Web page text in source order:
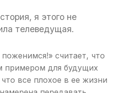
я этого не
телеведущая.
считает, что
примером для будущих
все плохое в ее жизни